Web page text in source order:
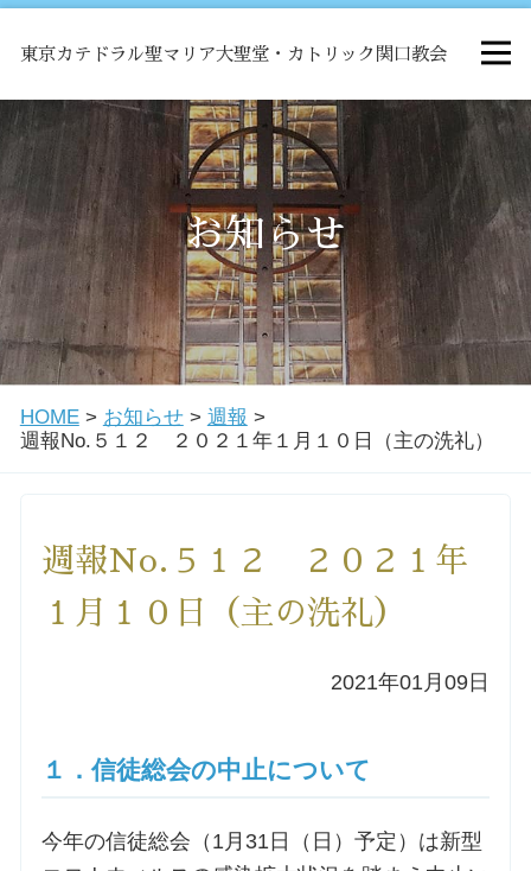
東京カテドラル聖マリア大聖堂・カトリック関口教会
HOME
ミサ
お知らせ
関口教会について
教会学校・中高生会
洗礼を希望される方
森田神父の講座
シスター中島の講座
お知らせ
HOME> お知らせ> 週報 >
週報No.５１２ ２０２１年１月１０日（主の洗礼）
週報No.５１２ ２０２１年
１月１０日（主の洗礼）
2021年01月09日
１．信徒総会の中止について
今年の信徒総会（1月31日（日）予定）は新型